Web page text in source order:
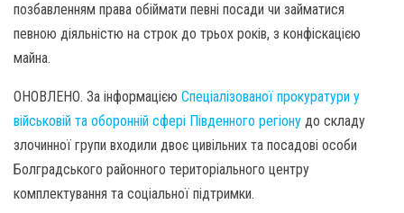
позбавленням права обіймати певні посади чи займатися
певною діяльністю на строк до трьох років, з конфіскацією
майна.
ОНОВЛЕНО. За інформацією Спеціалізованої прокуратури у
військовій та оборонній сфері Південного регіону до складу
злочинної групи входили двоє цивільних та посадові особи
Болградського районного територіального центру
комплектування та соціальної підтримки.